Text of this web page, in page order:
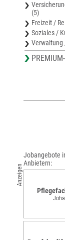
(5)
Freizeit /
Soziales /
Verwaltung
Anzeigen
Jobangebote
Anbietern: